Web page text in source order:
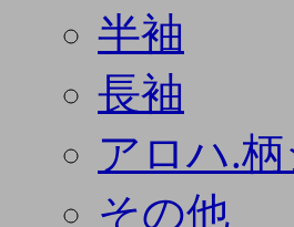
半袖
長袖
アロハ.
その他